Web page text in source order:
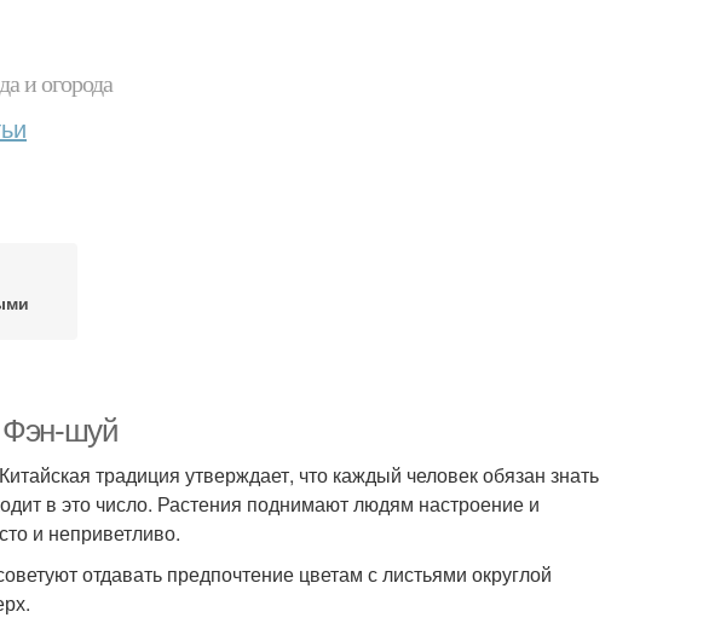
и огорода
Фэн-шуй
традиция утверждает, что каждый человек обязан знать
в это число. Растения поднимают людям настроение и
и неприветливо.
отдавать предпочтение цветам с листьями округлой